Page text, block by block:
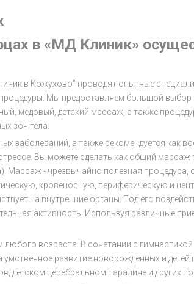
в «МД Клиник»
в Кожухово" проводят опытные
Мы предоставляем большой выбор
медовый, детский массаж, а также
зон тела.
заболеваний, а также рекомендуется как
Вы можете сделать как общий массаж
Массаж - чрезвычайно полезная процедура,
кровеносную, периферическую и
на внутренние органы. Под его
активность. Используя различные
возраста. В сочетании с
умственное развитие новорожденных и
детском церебральном параличе и других